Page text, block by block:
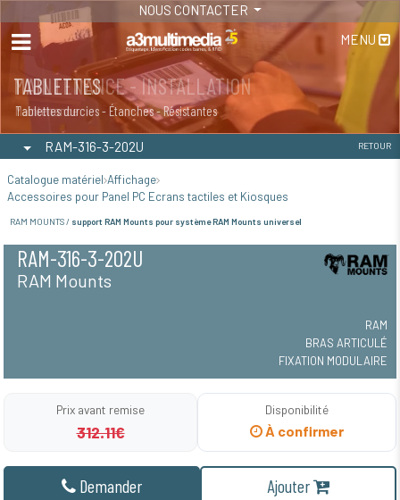
NOUS CONTACTER
MENU
MAINTENANCE - INSTALLATION
Maintenance
TABLETTES
Tablettes durcies - Étanches - Résistantes
RAM-316-3-202U RETOUR
Catalogue matériel Affichage
Accessoires pour Panel PC Ecrans tactiles et Kiosques
RAM MOUNTS / support RAM Mounts pour système RAM Mounts universel
RAM-316-3-202U
RAM Mounts
RAM
BRAS ARTICULÉ
FIXATION MODULAIRE
Prix avant remise
312.11€
Disponibilité
À confirmer
Demander
Ajouter